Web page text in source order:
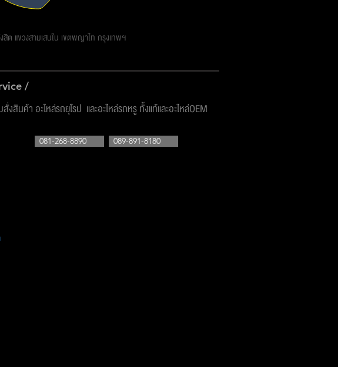
/
ต แขวงสามเสนใน เขตพญาไท กรุงเทพฯ
สินค้า อะไหล่รถยุโรป และอะไหล่รถหรู ทั้งแท้และอะไหล่OEM
081-268-8890 089-891-8180